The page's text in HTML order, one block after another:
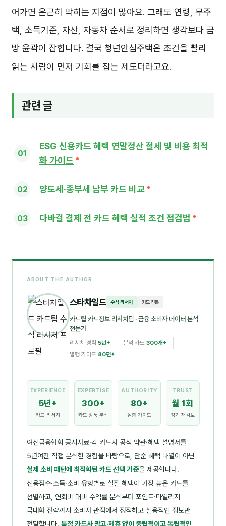
어가면 은근히 막히는 지점이 많아요. 그래도 연령, 무주
택, 소득기준, 자산, 자동차 순서로 정리하면 생각보다 금
방 윤곽이 잡힙니다. 결국 청년안심주택은 조건을 빨리
읽는 사람이 먼저 기회를 잡는 제도더라고요.
관련 글
ESG 신용카드 혜택 연말정산 절세 및 비용 최적
화 가이드
양도세·종부세 납부 카드 비교
다바걸 결제 전 카드 혜택 실적 조건 점검법
ABOUT THE AUTHOR
스타차일드 수석 리서처 카드 전문
카드팁 카드정보 리서치팀 · 금융 소비자 데이터 분석
전문가
리서치 경력 5년+ 분석 카드 300개+
발행 가이드 80편+
EXPERIENCE
5년+
카드 리서치
EXPERTISE
300+
카드 상품 분석
AUTHORITY
80+
심층 가이드
TRUST
월 1회
정기 재검토
여신금융협회 공시자료·각 카드사 공식 약관·혜택 설명서를
5년여간 직접 분석한 경험을 바탕으로, 단순 혜택 나열이 아닌
실제 소비 패턴에 최적화된 카드 선택 기준을 제공합니다.
신용점수·소득·소비 유형별로 실질 혜택이 가장 높은 카드를
선별하고, 연회비 대비 수익률 분석부터 포인트·마일리지
극대화 전략까지 소비자 관점에서 정직하고 실용적인 정보만
전달합니다. 특정 카드사 광고·제휴 없이 중립적이고 독립적인